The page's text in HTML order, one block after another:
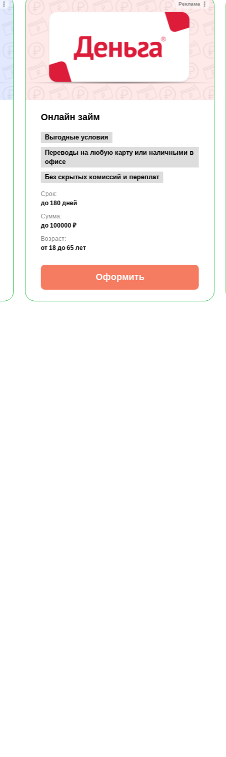
Реклама
Онлайн займ
Выгодные условия
Переводы на любую карту или наличными в
офисе
Без скрытых комиссий и переплат
Срок:
до 180 дней
Сумма:
до 100000 ₽
Возраст:
от 18 до 65 лет
Оформить